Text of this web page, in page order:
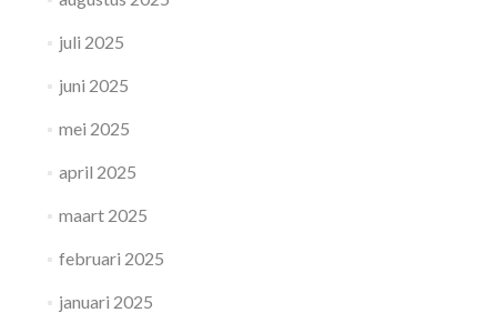
juli 2025
juni 2025
mei 2025
april 2025
maart 2025
februari 2025
januari 2025